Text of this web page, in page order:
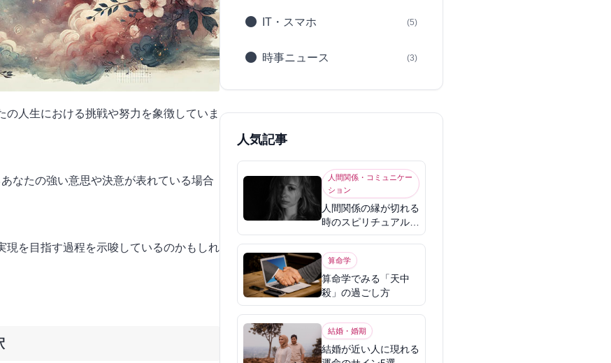
の人生における挑戦や努力を象徴していま
なたの強い意思や決意が表れている場合
現を目指す過程を示唆しているのかもしれ
IT・スマホ (5)
時事ニュース (3)
人気記事
人間関係・コミュニケー
ション
人間関係の縁が切れる
時のスピリチュアル意
味
算命学
算命学でみる「天中
殺」の過ごし方
結婚・婚期
結婚が近い人に現れる